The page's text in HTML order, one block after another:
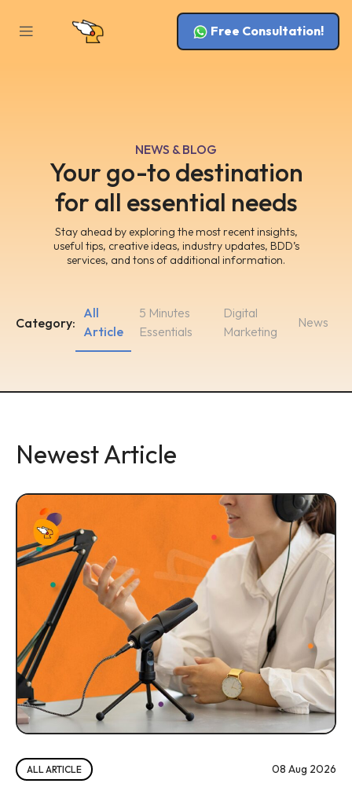
Free Consultation!
NEWS & BLOG
Your go-to destination
for all essential needs
Stay ahead by exploring the most recent insights,
useful tips, creative ideas, industry updates, BDD’s
services, and tons of additional information.
Category:
5 Minutes
Essentials
Digital
Marketing
All
Article
News
Newest Article
ALL ARTICLE 08 Aug 2026